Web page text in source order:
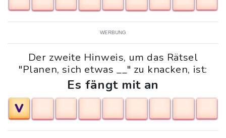
WERBUNG
Der zweite Hinweis, um das Rätsel
"Planen, sich etwas __" zu knacken, ist:
Es fängt mit an
V